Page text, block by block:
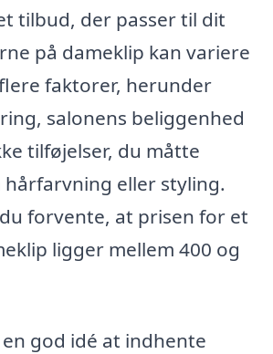
tilbud, der passer til dit
på dameklip kan variere
faktorer, herunder
salonens beliggenhed
tilføjelser, du måtte
hårfarvning eller styling.
forvente, at prisen for et
ligger mellem 400 og
god idé at indhente